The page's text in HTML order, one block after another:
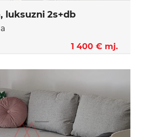
luksuzni 2s+db
1 400 € mj.